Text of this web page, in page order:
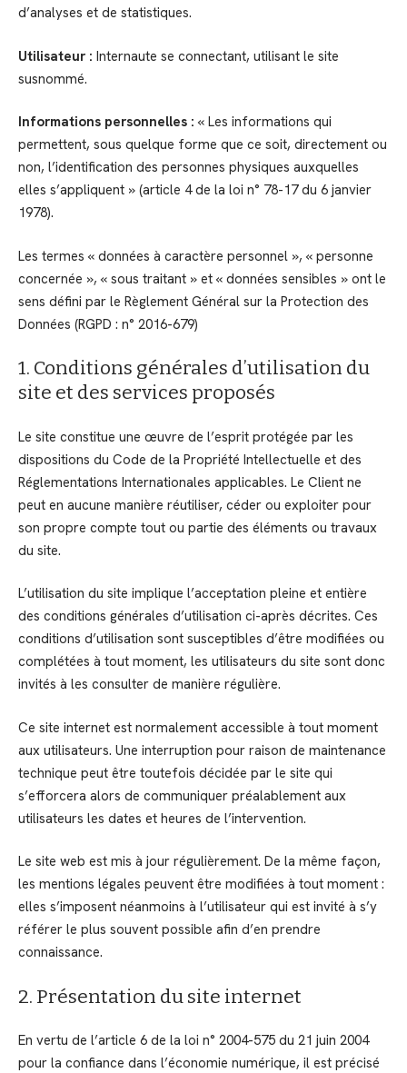
d’analyses et de statistiques.
Utilisateur : Internaute se connectant, utilisant le site
susnommé.
Informations personnelles : « Les informations qui
permettent, sous quelque forme que ce soit, directement ou
non, l’identification des personnes physiques auxquelles
elles s’appliquent » (article 4 de la loi n° 78-17 du 6 janvier
1978).
Les termes « données à caractère personnel », « personne
concernée », « sous traitant » et « données sensibles » ont le
sens défini par le Règlement Général sur la Protection des
Données (RGPD : n° 2016-679)
1. Conditions générales d’utilisation du
site et des services proposés
Le site constitue une œuvre de l’esprit protégée par les
dispositions du Code de la Propriété Intellectuelle et des
Réglementations Internationales applicables. Le Client ne
peut en aucune manière réutiliser, céder ou exploiter pour
son propre compte tout ou partie des éléments ou travaux
du site.
L’utilisation du site implique l’acceptation pleine et entière
des conditions générales d’utilisation ci-après décrites. Ces
conditions d’utilisation sont susceptibles d’être modifiées ou
complétées à tout moment, les utilisateurs du site sont donc
invités à les consulter de manière régulière.
Ce site internet est normalement accessible à tout moment
aux utilisateurs. Une interruption pour raison de maintenance
technique peut être toutefois décidée par le site qui
s’efforcera alors de communiquer préalablement aux
utilisateurs les dates et heures de l’intervention.
Le site web est mis à jour régulièrement. De la même façon,
les mentions légales peuvent être modifiées à tout moment :
elles s’imposent néanmoins à l’utilisateur qui est invité à s’y
référer le plus souvent possible afin d’en prendre
connaissance.
2. Présentation du site internet
En vertu de l’article 6 de la loi n° 2004-575 du 21 juin 2004
pour la confiance dans l’économie numérique, il est précisé